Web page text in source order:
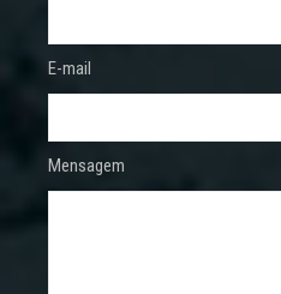
E-mail
Mensagem